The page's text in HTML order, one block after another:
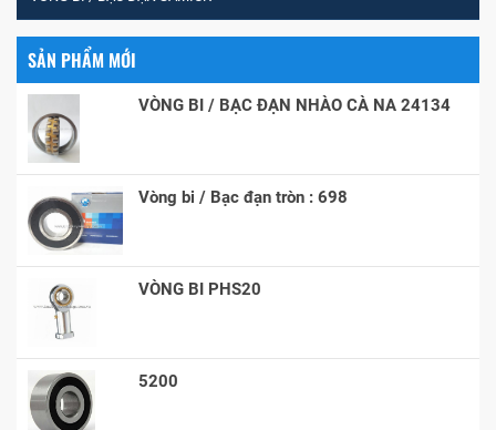
SẢN PHẨM MỚI
VÒNG BI / BẠC ĐẠN NHÀO CÀ NA 24134
Vòng bi / Bạc đạn tròn : 698
VÒNG BI PHS20
5200